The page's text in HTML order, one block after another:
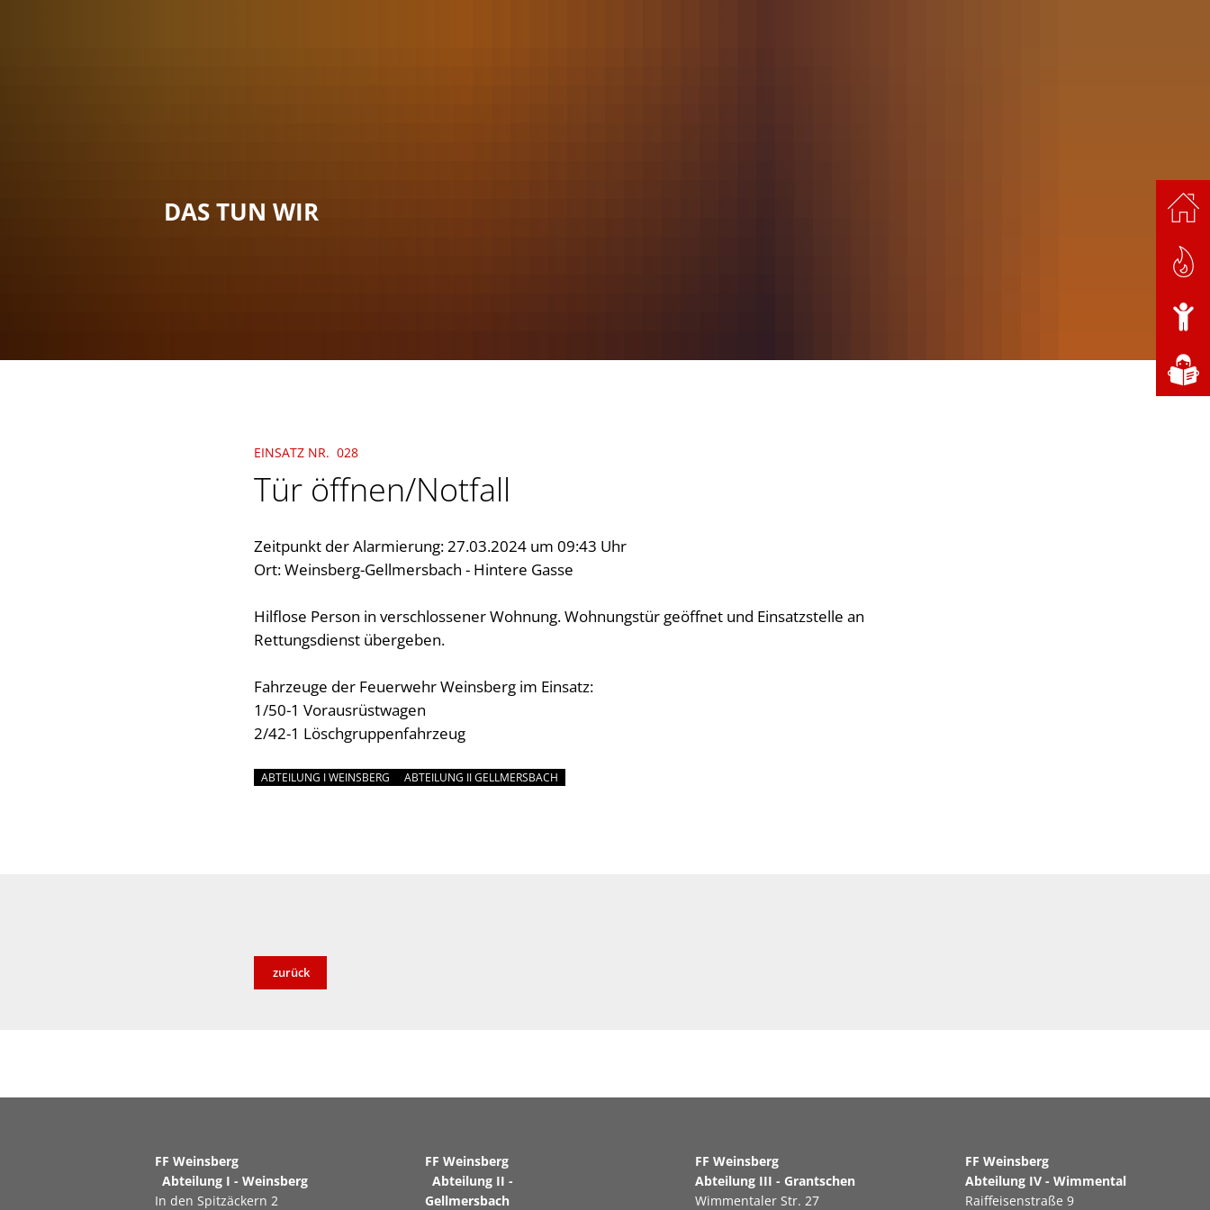
DAS TUN WIR
EINSATZ NR. 028
Tür öffnen/Notfall
Zeitpunkt der Alarmierung: 27.03.2024 um 09:43 Uhr
Ort: Weinsberg-Gellmersbach - Hintere Gasse
Hilflose Person in verschlossener Wohnung. Wohnungstür geöffnet und Einsatzstelle an
Rettungsdienst übergeben.
Fahrzeuge der Feuerwehr Weinsberg im Einsatz:
1/50-1 Vorausrüstwagen
2/42-1 Löschgruppenfahrzeug
ABTEILUNG I WEINSBERG ABTEILUNG II GELLMERSBACH
zurück
FF Weinsberg
Abteilung I - Weinsberg
In den Spitzäckern 2
FF Weinsberg
Abteilung II -
Gellmersbach
FF Weinsberg
Abteilung III - Grantschen
Wimmentaler Str. 27
FF Weinsberg
Abteilung IV - Wimmental
Raiffeisenstraße 9